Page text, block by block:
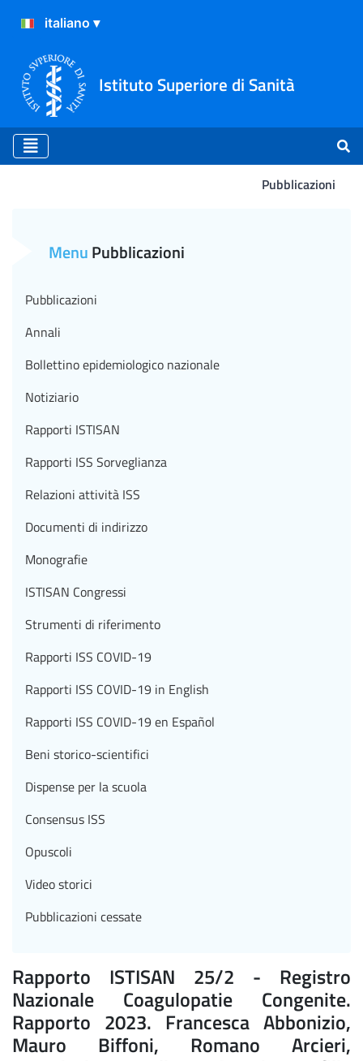
Istituto Superiore di Sanità
Pubblicazioni
Rapporto ISTISAN 25/2 - Registro
Nazionale Coagulopatie Congenite.
Rapporto 2023. Francesca Abbonizio,
Mauro Biffoni, Romano Arcieri,
MenuPubblicazioni
Pubblicazioni
Annali
Bollettino epidemiologico nazionale
Notiziario
Rapporti ISTISAN
Rapporti ISS Sorveglianza
Relazioni attività ISS
Documenti di indirizzo
Monografie
ISTISAN Congressi
Strumenti di riferimento
Rapporti ISS COVID-19
Rapporti ISS COVID-19 in English
Rapporti ISS COVID-19 en Español
Beni storico-scientifici
Dispense per la scuola
Consensus ISS
Opuscoli
Video storici
Pubblicazioni cessate